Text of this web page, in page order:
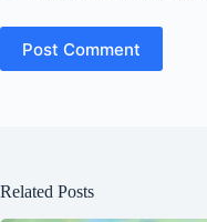
Post Comment
Related Posts